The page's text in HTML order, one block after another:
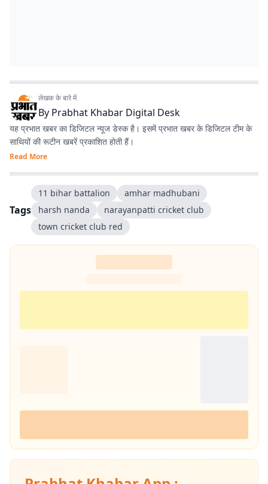
लेखक के बारे में
By Prabhat Khabar Digital Desk
यह प्रभात खबर का डिजिटल न्यूज डेस्क है। इसमें प्रभात खबर के डिजिटल टीम के
साथियों की रूटीन खबरें प्रकाशित होती हैं।
Read More
Tags
11 bihar battalion
amhar madhubani
harsh nanda
narayanpatti cricket club
town cricket club red